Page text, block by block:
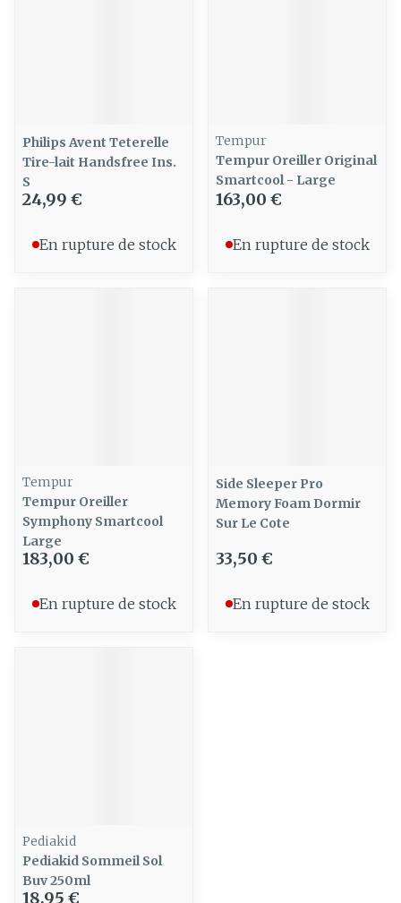
Philips Avent Teterelle
Tire-lait Handsfree Ins.
S
24,99 €
En rupture de stock
Tempur
Tempur Oreiller Original
Smartcool - Large
163,00 €
En rupture de stock
Tempur
Tempur Oreiller
Symphony Smartcool
Large
183,00 €
En rupture de stock
Side Sleeper Pro
Memory Foam Dormir
Sur Le Cote
33,50 €
En rupture de stock
Pediakid
Pediakid Sommeil Sol
Buv 250ml
18,95 €